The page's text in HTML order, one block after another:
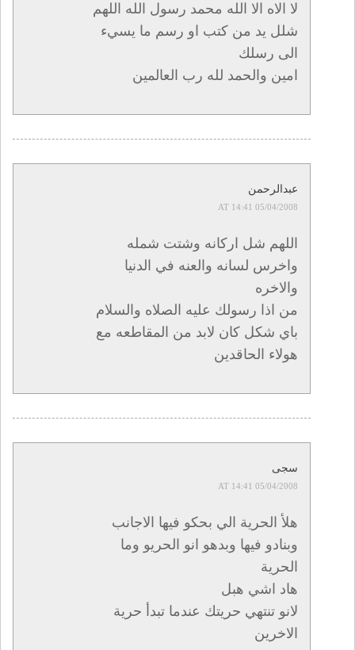
لا الاه الا الله محمد رسول الله اللهم
شلل يد من كتب او رسم ما يسيء
الى رسلك
امين والحمد لله رب العالمين
عبدالرحمن
05/04/2008 AT 14:41
اللهم شل اركانه وشتت شمله
واخرس لسانه والعنه في الدنيا
والاخره
من اذا رسولك عليه الصلاه والسلام
باي شكل كان لابد من المقاطعه مع
هولاء الحاقدين
سجى
05/04/2008 AT 14:41
هلأ الحرية الي بحكو فيها الاجانب
وبنادو فيها وبدهو انو الحريو وما
الحرية
هاد اشي هبل
لانو تنتهي حريتك عندما تبدأ حرية
الاخرين